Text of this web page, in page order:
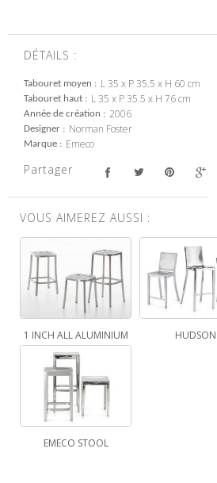
DÉTAILS :
Tabouret moyen L 35 x P 35.5 x H 60 cm
Tabouret haut L 35 x P 35.5 x H 76 cm
Année de création 2006
Designer Norman Foster
Marque Emeco
Partager
VOUS AIMEREZ AUSSI :
1 INCH ALL ALUMINIUM HUDSON
EMECO STOOL